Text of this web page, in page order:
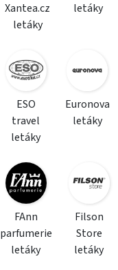
Xantea.cz
letáky
letáky
ESO
travel
letáky
Euronova
letáky
FAnn
parfumerie
letáky
Filson
Store
letáky